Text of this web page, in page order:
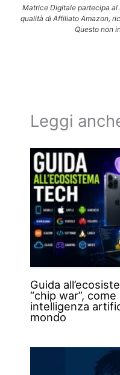
Matrice Digitale partecipa al
qualità di Affiliato Amazon,
Questo non
Leggi
Guida
“chip war”,
intelligenza
mondo